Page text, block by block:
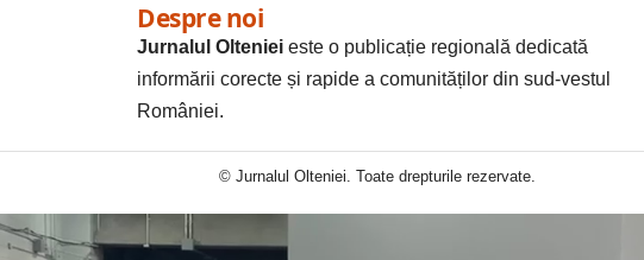
Despre noi
Jurnalul Olteniei este o publicație regională dedicată
informării corecte și rapide a comunităților din sud-vestul
României.
© Jurnalul Olteniei. Toate drepturile rezervate.